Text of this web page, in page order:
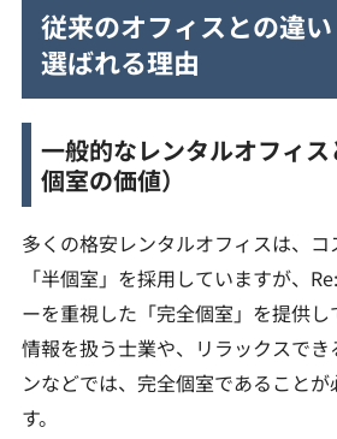
従来のオフィスとの違
選ばれる理由
一般的なレンタルオフィ
個室の価値）
多くの格安レンタルオフィスは、
「半個室」を採用していますが、
ーを重視した「完全個室」を提供し
情報を扱う士業や、リラックスで
ンなどでは、完全個室であること
す。